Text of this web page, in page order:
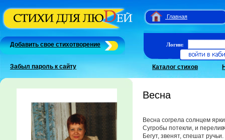
Главная
Добавить свое стихотворение
Забыл пароль к сайту
Логин:
Каталог стихов
Весна
Весна согрела солнцем
Сугробы потекли, и
Бегут, звенят, спешат ручьи.